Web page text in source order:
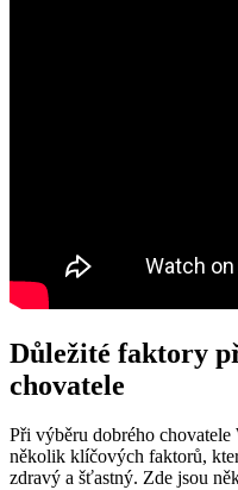
Důležité faktory
chovatele
Při výběru dobrého chovatele
několik klíčových faktorů,
zdravý a šťastný. Zde jsou